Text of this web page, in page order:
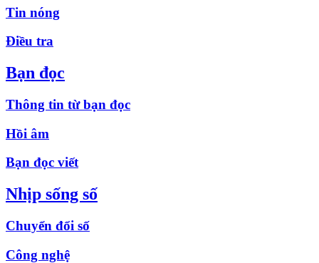
Tin nóng
Điều tra
Bạn đọc
Thông tin từ bạn đọc
Hồi âm
Bạn đọc viết
Nhịp sống số
Chuyển đổi số
Công nghệ